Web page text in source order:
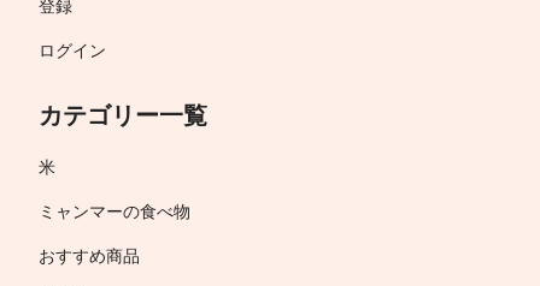
登録
ログイン
カテゴリー一覧
米
ミャンマーの食べ物
おすすめ商品